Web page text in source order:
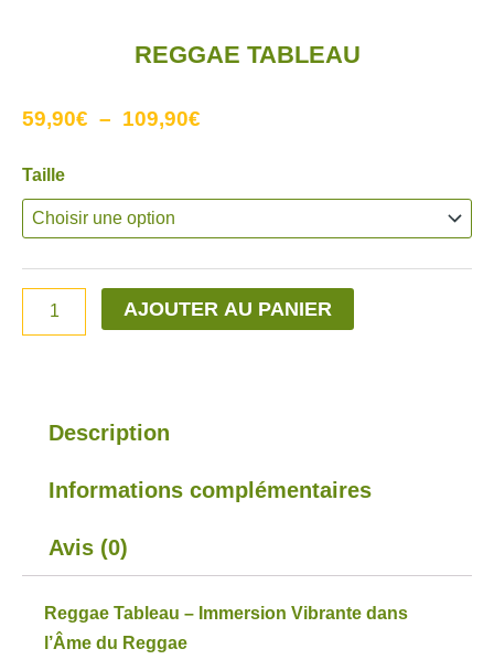
REGGAE TABLEAU
59,90€ – 109,90€
59,90€
à
109,90€
Taille
quantité
de
Reggae
AJOUTER AU PANIER
Description
Informations complémentaires
Avis (0)
Reggae Tableau – Immersion Vibrante dans
l’Âme du Reggae